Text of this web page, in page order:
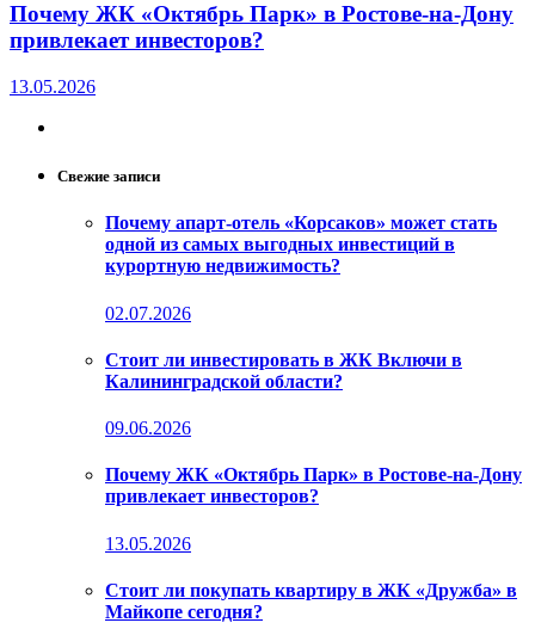
Почему ЖК «Октябрь Парк» в Ростове-на-Дону
привлекает инвесторов?
13.05.2026
Свежие записи
Почему апарт-отель «Корсаков» может стать
одной из самых выгодных инвестиций в
курортную недвижимость?
02.07.2026
Стоит ли инвестировать в ЖК Включи в
Калининградской области?
09.06.2026
Почему ЖК «Октябрь Парк» в Ростове-на-Дону
привлекает инвесторов?
13.05.2026
Стоит ли покупать квартиру в ЖК «Дружба» в
Майкопе сегодня?